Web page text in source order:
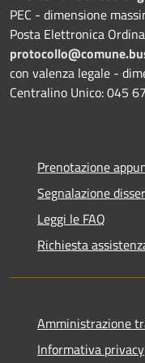
PEC - dimensione
Posta Elettronica
con valenza legale -
Centralino Unico: 045
Prenotazione
Segnalazione
Leggi le FAQ
Richiesta
Amministrazione
Informativa privacy